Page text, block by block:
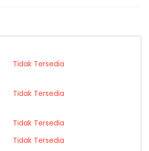
Tidak Tersedia
Tidak Tersedia
Tidak Tersedia
Tidak Tersedia